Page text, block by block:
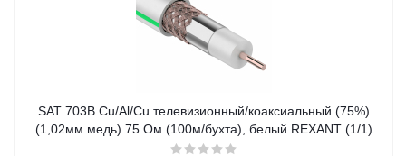
SAT 703B Cu/Al/Cu телевизионный/коаксиальный (75%)
(1,02мм медь) 75 Ом (100м/бухта), белый REXANT (1/1)